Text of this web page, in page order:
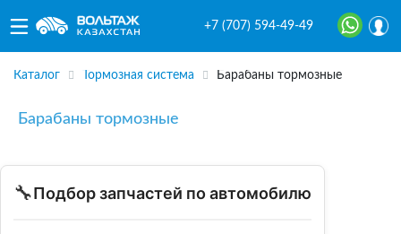
+7 (707) 594-49-49
Каталог Тормозная система Барабаны тормозные
Барабаны тормозные
🔧Подбор запчастей по автомобилю